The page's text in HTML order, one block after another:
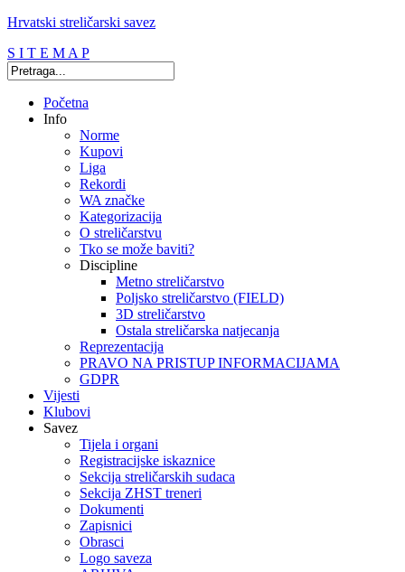
Hrvatski streličarski savez
S I T E M A P
Početna
Info
Norme
Kupovi
Liga
Rekordi
WA značke
Kategorizacija
O streličarstvu
Tko se može baviti?
Discipline
Metno streličarstvo
Poljsko streličarstvo (FIELD)
3D streličarstvo
Ostala streličarska natjecanja
Reprezentacija
PRAVO NA PRISTUP INFORMACIJAMA
GDPR
Vijesti
Klubovi
Savez
Tijela i organi
Registracijske iskaznice
Sekcija streličarskih sudaca
Sekcija ZHST treneri
Dokumenti
Zapisnici
Obrasci
Logo saveza